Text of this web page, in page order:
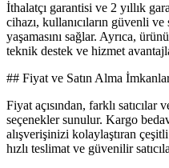
İthalatçı garantisi ve 2 yıllık
cihazı, kullanıcıların güvenli
yaşamasını sağlar. Ayrıca,
teknik destek ve hizmet
## Fiyat ve Satın Alma
Fiyat açısından, farklı satıcılar
seçenekler sunulur. Kargo
alışverişinizi kolaylaştıran
hızlı teslimat ve güvenilir